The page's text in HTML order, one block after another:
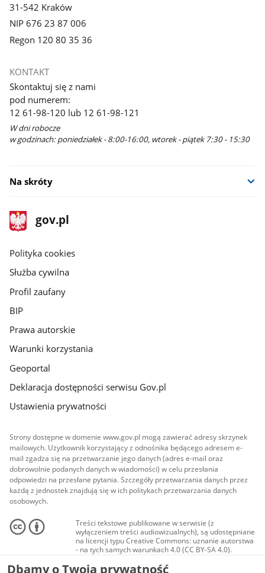
31-542 Kraków
NIP 676 23 87 006
Regon 120 80 35 36
KONTAKT
Skontaktuj się z nami
pod numerem:
12 61-98-120 lub 12 61-98-121
W dni robocze
w godzinach: poniedziałek - 8:00-16:00, wtorek - piątek 7:30 - 15:30
Na skróty
stopka
gov.pl
Strona
gov.pl
gov.pl
Polityka cookies
Służba cywilna
Profil zaufany
BIP
Prawa autorskie
Warunki korzystania
Geoportal
Deklaracja dostępności serwisu Gov.pl
Ustawienia prywatności
Strony dostępne w domenie www.gov.pl mogą zawierać adresy skrzynek
mailowych. Użytkownik korzystający z odnośnika będącego adresem e-
mail zgadza się na przetwarzanie jego danych (adres e-mail oraz
dobrowolnie podanych danych w wiadomości) w celu przesłania
odpowiedzi na przesłane pytania. Szczegóły przetwarzania danych przez
każdą z jednostek znajdują się w ich politykach przetwarzania danych
osobowych.
Treści tekstowe publikowane w serwisie (z
wyłączeniem treści audiowizualnych), są udostępniane
na licencji typu Creative Commons: uznanie autorstwa
- na tych samych warunkach 4.0 (CC BY-SA 4.0).
Materiały audiowizualne, w tym zdjęcia, materiały
audio i wideo, są udostępniane na licencji typu
Dbamy o Twoją prywatność